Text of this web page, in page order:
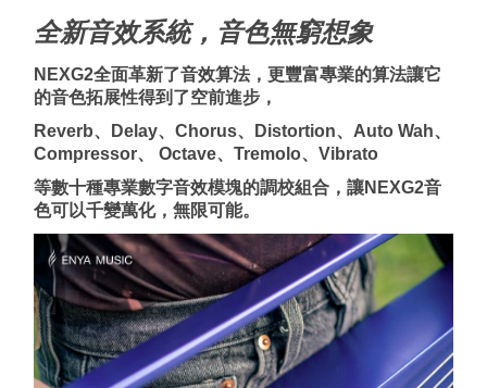
全新音效系統，音色無窮想象
NEXG2全面革新了音效算法，更豐富專業的算法讓它
的音色拓展性得到了空前進步，
Reverb、 Delay、 Chorus、 Distortion、 Auto Wah、
Compressor、 Octave、 Tremolo、 Vibrato
等數十種專業數字音效模塊的調校組合，讓NEXG2音
色可以千變萬化，無限可能。